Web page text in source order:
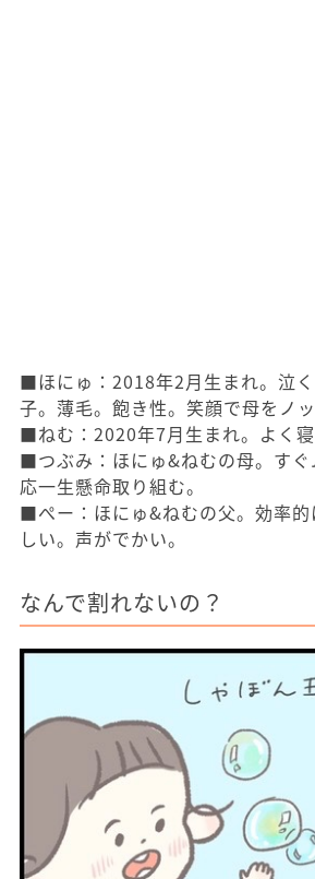
■ほにゅ：2018年2月生まれ。泣
子。薄毛。飽き性。笑顔で母をノ
■ねむ：2020年7月生まれ。よく寝
■つぶみ：ほにゅ&ねむの母。すぐ
応一生懸命取り組む。
■ぺー：ほにゅ&ねむの父。効率
しい。声がでかい。
なんで割れないの？